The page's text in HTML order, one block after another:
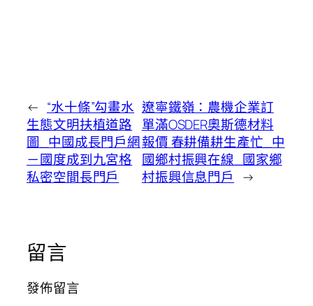
← “水十條”勾畫水
生態文明扶植道路
圖_中國成長門戶網
－國度成到九宮格
私密空間長門戶
遼寧鐵嶺：農機企業訂
單滿OSDER奧斯德材料
報價 春耕備耕生產忙_中
國鄉村振興在線_國家鄉
村振興信息門戶
→
留言
發佈留言